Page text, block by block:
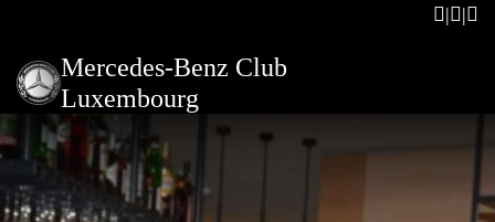
Mercedes-Benz Club
Luxembourg